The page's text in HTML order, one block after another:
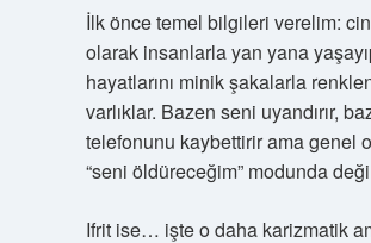
İlk önce temel bilgileri verelim:
olarak insanlarla yan yana
hayatlarını minik şakalarla
varlıklar. Bazen seni uyandırır,
telefonunu kaybettirir ama genel
“seni öldüreceğim” modunda
Ifrit ise… işte o daha karizmatik